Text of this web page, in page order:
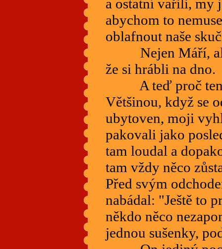
a ostatní vařili, my
abychom to
oblafnout naše
Nejen Máří, ale
že si hrábli na dno.
A teď proč
Většinou, když se
ubytoven, moji
pakovali jako
tam loudal a
tam vždy něco
Před svým
nabádal: "Ještě to
někdo něco
jednou sušenky,